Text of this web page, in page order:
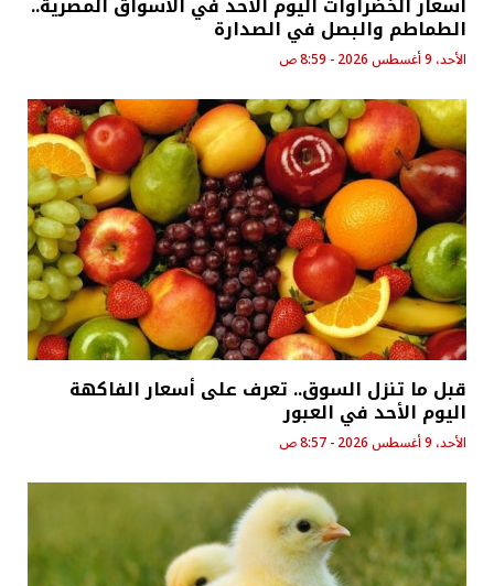
الطماطم والبصل في الصدارة
الأحد، 9 أغسطس 2026 - 8:59 ص
قبل ما تنزل السوق.. تعرف على أسعار الفاكهة
اليوم الأحد في العبور
الأحد، 9 أغسطس 2026 - 8:57 ص